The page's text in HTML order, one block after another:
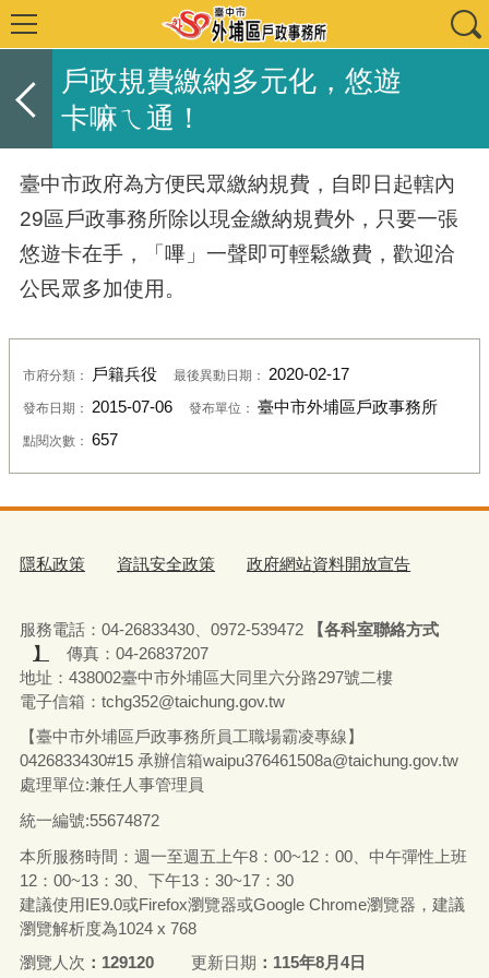
戶政規費繳納多元化，悠遊
卡嘛ㄟ通！
臺中市政府為方便民眾繳納規費，自即日起轄內
29區戶政事務所除以現金繳納規費外，只要一張
悠遊卡在手，「嗶」一聲即可輕鬆繳費，歡迎洽
公民眾多加使用。
市府分類： 戶籍兵役 最後異動日期： 2020-02-17
發布日期： 2015-07-06 發布單位： 臺中市外埔區戶政事務所
點閱次數： 657
隱私政策 資訊安全政策 政府網站資料開放宣告
服務電話：04-26833430、0972-539472
【各科室聯絡方式
】
傳真：04-26837207
地址：438002臺中市外埔區大同里六分路297號二樓
電子信箱：tchg352@taichung.gov.tw
【臺中市外埔區戶政事務所員工職場霸凌專線】
0426833430#15 承辦信箱waipu376461508a@taichung.gov.tw
處理單位:兼任人事管理員
統一編號:55674872
本所服務時間：週一至週五上午8：00~12：00、中午彈性上班
12：00~13：30、下午13：30~17：30
建議使用IE9.0或Firefox瀏覽器或Google Chrome瀏覽器，建議
瀏覽解析度為1024 x 768
瀏覽人次
129120 更新日期 115年8月4日